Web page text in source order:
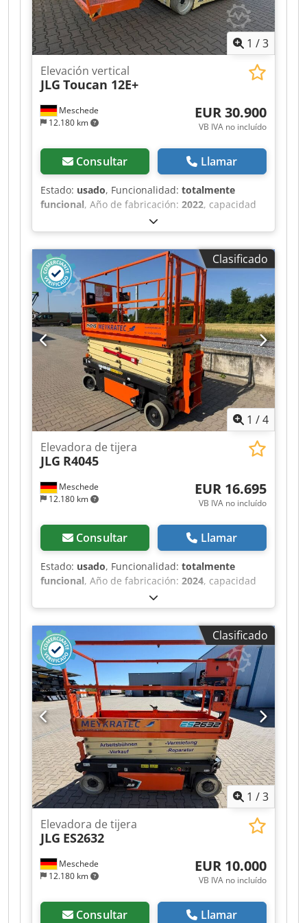
1 /3
Meschede
12.180 km
Elevación vertical
JLG Toucan 12E+
EUR 30.900
VB IVA no incluído
Consultar Llamar
Estado: usado, Funcionalidad: totalmente
funcional, Año de fabricación: 2022, capacidad
, peso en vacío:
combustible:gasolina, longitud total:3.650 mm,
tipo de accionamiento:Benzin, alcance del
brazo:6.050 mm , ancho de construcción:1.990
mm, altura de trabajo: 12.000 mm, Plataforma
elevadora vertical Estado: lista para su uso y
totalmente operativa Estado técnico: muy bueno
Chedjzr Acpepfx Ab Nsa Tipo de batería: PzS
Clasificado
1 /4
Meschede
12.180 km
Elevadora de tijera
JLG R4045
EUR 16.695
VB IVA no incluído
Consultar Llamar
Estado: usado, Funcionalidad: totalmente
funcional, Año de fabricación: 2024, capacidad
, peso en vacío:
combustible:gasolina, longitud total:2.710 mm,
tipo de accionamiento:Benzin, ancho de
construcción:1.140 mm, altura de trabajo:
14.000 mm
, Plataforma elevadora de tijera
Codpfx Abozr Acie Noha Estado: lista para su uso
y en perfecto estado de funcionamiento Estado
técnico: muy bueno Tipo de batería: PzS Año de
fabricación de la batería: 2024
Clasificado
1 /3
Meschede
12.180 km
Elevadora de tijera
JLG ES2632
EUR 10.000
VB IVA no incluído
Consultar Llamar